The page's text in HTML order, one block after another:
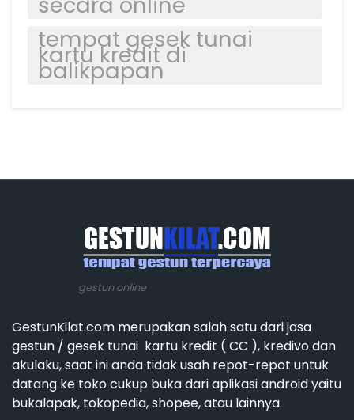
tempat gesek tunai
kartu kredit di
balikpapan
gestun online
GestunKilat.com merupakan salah satu dari jasa
gestun / gesek tunai kartu kredit ( CC ), kredivo dan
akulaku, saat ini anda tidak usah repot-repot untuk
datang ke toko cukup buka dari aplikasi android yaitu
bukalapak, tokopedia, shopee, atau lainnya.